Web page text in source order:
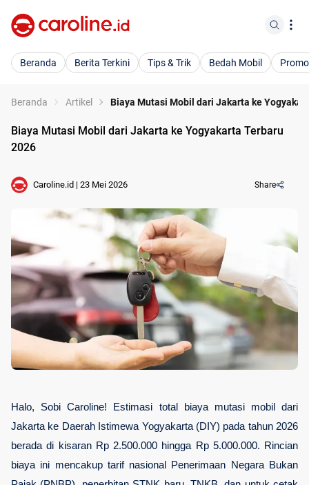
Beranda Berita Terkini Tips & Trik Bedah Mobil Promo
Beranda Artikel Biaya Mutasi Mobil dari Jakarta ke
Biaya Mutasi Mobil dari Jakarta ke Yogyakarta Terbaru
2026
Caroline.id | 23 Mei 2026 Share
Halo, Sobi Caroline! Estimasi total biaya mutasi mobil dari
Jakarta ke Daerah Istimewa Yogyakarta (DIY) pada tahun 2026
berada di kisaran Rp 2.500.000 hingga Rp 5.000.000. Rincian
biaya ini mencakup tarif nasional Penerimaan Negara Bukan